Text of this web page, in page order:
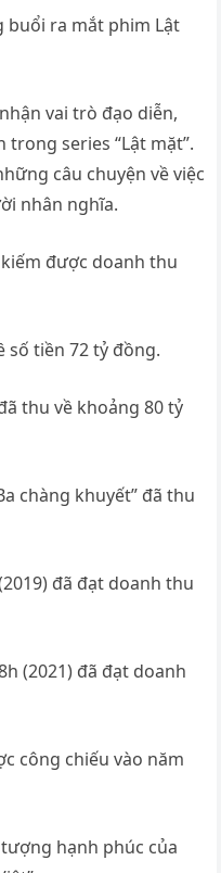
buổi ra mắt phim Lật
vai trò đạo diễn,
trong series “Lật mặt”.
câu chuyện về việc
nhân nghĩa.
được doanh thu
số tiền 72 tỷ đồng.
thu về khoảng 80 tỷ
chàng khuyết” đã thu
đã đạt doanh thu
(2021) đã đạt doanh
công chiếu vào năm